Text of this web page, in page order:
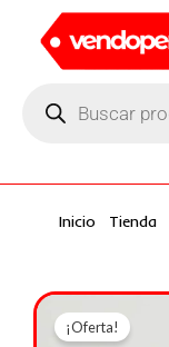
contenido
productos
Inicio Tienda
¡Oferta!